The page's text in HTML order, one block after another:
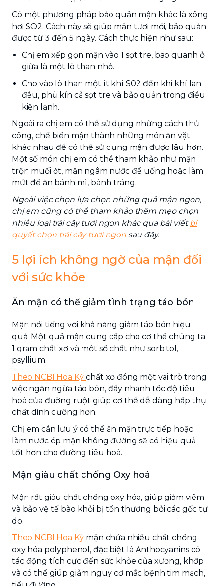
Có một phương pháp bảo quản mận khác là xông
hơi SO2. Cách này sẽ giúp mận tươi mới, bảo quản
được từ 3 đến 5 ngày. Cách thực hiện như sau:
Chị em xếp gọn mận vào 1 sọt tre, bao quanh ở
giữa là một lò than nhỏ.
Cho vào lò than một ít khí S02 đến khi khí lan
đều, phủ kín cả sọt tre và bảo quản trong điều
kiện lạnh.
Ngoài ra chị em có thể sử dụng những cách thủ
công, chế biến mận thành những món ăn vặt
khác nhau để có thể sử dụng mận được lâu hơn.
Một số món chị em có thể tham khảo như mận
trộn muối ớt, mận ngâm nước để uống hoặc làm
mứt để ăn bánh mì, bánh tráng.
Ngoài việc chọn lựa chọn những quả mận ngon,
chị em cũng có thể tham khảo thêm mẹo chọn
nhiều loại trái cây tươi ngon khác qua bài viết bí
quyết chọn trái cây tươi ngon sau đây.
5 lợi ích không ngờ của mận đối
với sức khỏe
Ăn mận có thể giảm tình trạng táo bón
Mận nổi tiếng với khả năng giảm táo bón hiệu
quả. Một quả mận cung cấp cho cơ thể chúng ta
1 gram chất xơ và một số chất như sorbitol,
psyllium.
Theo NCBI Hoa Kỳ chất xơ đóng một vai trò trong
việc ngăn ngừa táo bón, đẩy nhanh tốc độ tiêu
hoá của đường ruột giúp cơ thể dễ dàng hấp thụ
chất dinh dưỡng hơn.
Chị em cần lưu ý có thể ăn mận trực tiếp hoặc
làm nước ép mận không đường sẽ có hiệu quả
tốt hơn cho đường tiêu hoá.
Mận giàu chất chống Oxy hoá
Mận rất giàu chất chống oxy hóa, giúp giảm viêm
và bảo vệ tế bào khỏi bị tổn thương bởi các gốc tự
do.
Theo NCBI Hoa Kỳ mận chứa nhiều chất chống
oxy hóa polyphenol, đặc biệt là Anthocyanins có
tác động tích cực đến sức khỏe của xương, khớp
và có thể giúp giảm nguy cơ mắc bệnh tim mạch,